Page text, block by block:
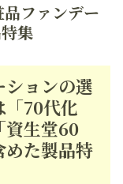
ファンデー
集
ョンの選
「70代化
資生堂60
めた製品特